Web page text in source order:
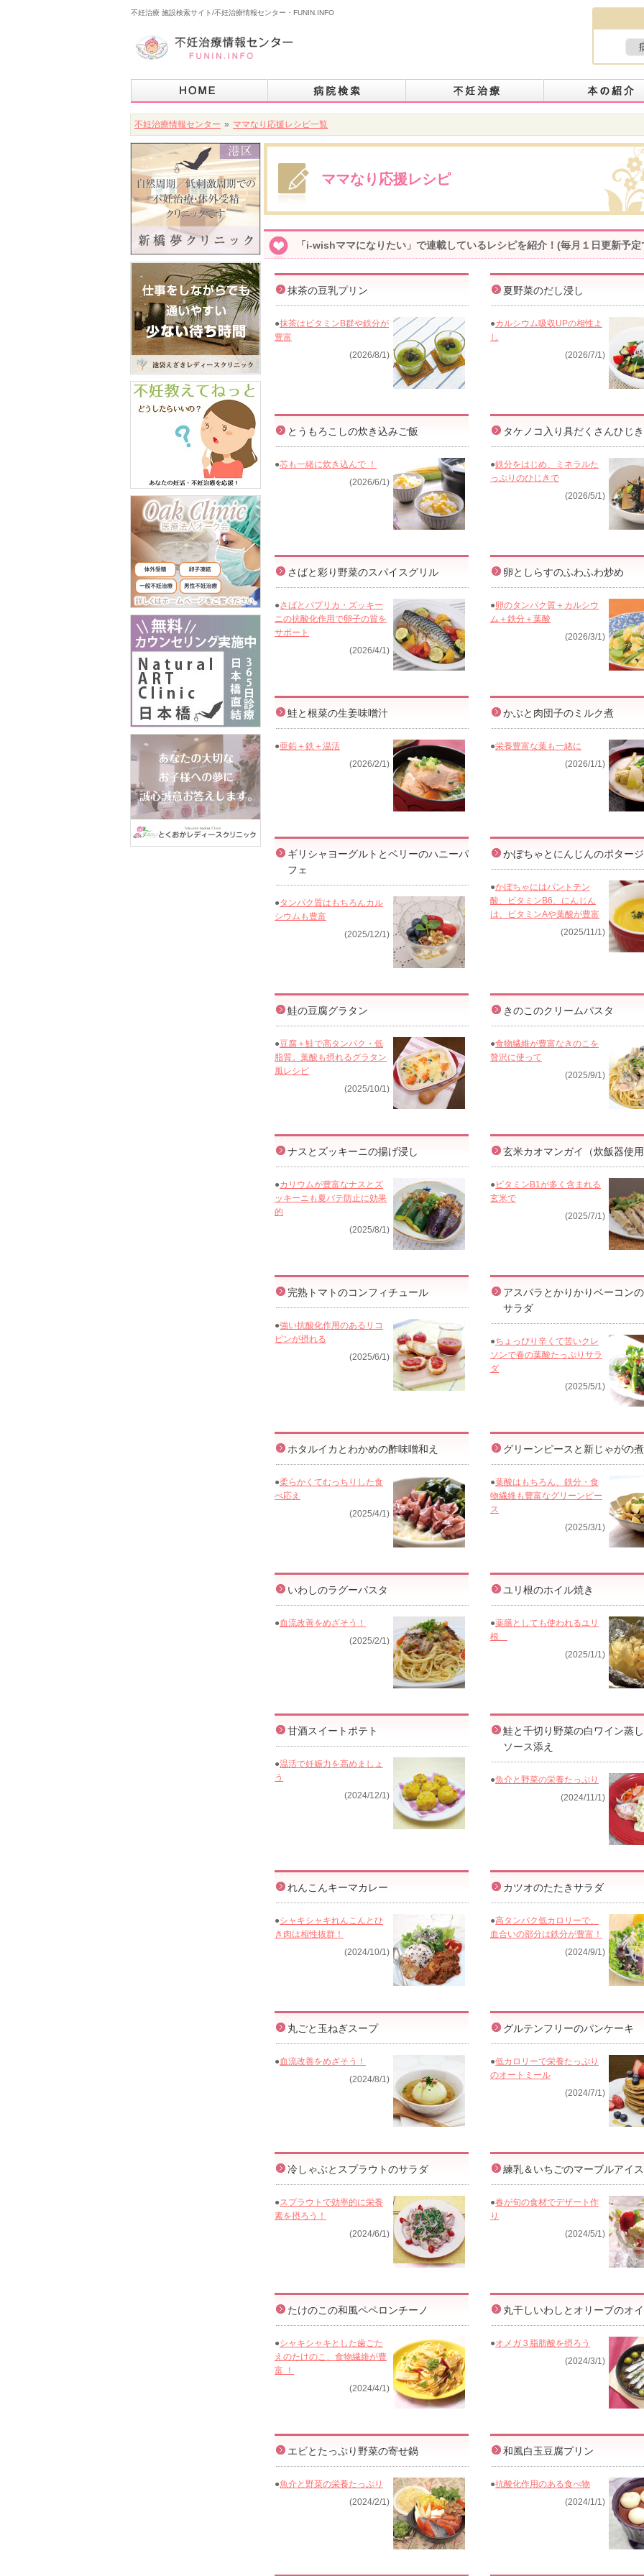
不妊治療 施設検索サイト/不妊治療情報センター・FUNIN.INFO
不妊治療情報センター » ママなり応援レシピ一覧
ママなり応援レシピ
「i-wishママになりたい」で連載しているレシピを紹介！(毎月１日更新予定
抹茶の豆乳プリン
●抹茶はビタミンB群や鉄分が
豊富
(2026/8/1)
夏野菜のだし浸し
●カルシウム吸収UPの相性よ
し
(2026/7/1)
とうもろこしの炊き込みご飯
●芯も一緒に炊き込んで ！
(2026/6/1)
タケノコ入り具だくさんひじ
●鉄分をはじめ、ミネラルた
っぷりのひじきで
(2026/5/1)
さばと彩り野菜のスパイスグリル
●さばとパプリカ・ズッキー
ニの抗酸化作用で卵子の質を
サポート
(2026/4/1)
卵としらすのふわふわ炒め
●卵のタンパク質＋カルシウ
ム＋鉄分＋葉酸
(2026/3/1)
鮭と根菜の生姜味噌汁
●亜鉛＋鉄＋温活
(2026/2/1)
かぶと肉団子のミルク煮
●栄養豊富な葉も一緒に
(2026/1/1)
ギリシャヨーグルトとベリーのハニーパ
フェ
●タンパク質はもちろんカル
シウムも豊富
(2025/12/1)
かぼちゃとにんじんのポター
●かぼちゃにはパントテン
酸、ビタミンB6、にんじん
は、ビタミンAや葉酸が豊富
(2025/11/1)
鮭の豆腐グラタン
●豆腐＋鮭で高タンパク・低
脂質。葉酸も摂れるグラタン
風レシピ
(2025/10/1)
きのこのクリームパスタ
●食物繊維が豊富なきのこを
贅沢に使って
(2025/9/1)
ナスとズッキーニの揚げ浸し
●カリウムが豊富なナスとズ
ッキーニも夏バテ防止に効果
的
(2025/8/1)
玄米カオマンガイ（炊飯器使
●ビタミンB1が多く含まれる
玄米で
(2025/7/1)
完熟トマトのコンフィチュール
●強い抗酸化作用のあるリコ
ピンが摂れる
(2025/6/1)
アスパラとかりかりベーコン
サラダ
●ちょっぴり辛くて苦いクレ
ソンで春の葉酸たっぷりサラ
ダ
(2025/5/1)
ホタルイカとわかめの酢味噌和え
●柔らかくてむっちりした食
べ応え
(2025/4/1)
グリーンピースと新じゃがの
●葉酸はもちろん、鉄分・食
物繊維も豊富なグリーンピー
ス
(2025/3/1)
いわしのラグーパスタ
●血流改善をめざそう！
(2025/2/1)
ユリ根のホイル焼き
●薬膳としても使われるユリ
根
(2025/1/1)
甘酒スイートポテト
●温活で妊娠力を高めましょ
う
(2024/12/1)
鮭と千切り野菜の白ワイン蒸
ソース添え
●魚介と野菜の栄養たっぷり
(2024/11/1)
れんこんキーマカレー
●シャキシャキれんこんとひ
き肉は相性抜群！
(2024/10/1)
カツオのたたきサラダ
●高タンパク低カロリーで、
血合いの部分は鉄分が豊富！
(2024/9/1)
丸ごと玉ねぎスープ
●血流改善をめざそう！
(2024/8/1)
グルテンフリーのパンケーキ
●低カロリーで栄養たっぷり
のオートミール
(2024/7/1)
冷しゃぶとスプラウトのサラダ
●スプラウトで効率的に栄養
素を摂ろう！
(2024/6/1)
練乳＆いちごのマーブルアイス
●春が旬の食材でデザート作
り
(2024/5/1)
たけのこの和風ペペロンチーノ
●シャキシャキとした歯ごた
えのたけのこ、食物繊維が豊
富 ！
(2024/4/1)
丸干しいわしとオリーブのオ
●オメガ３脂肪酸を摂ろう
(2024/3/1)
エビとたっぷり野菜の寄せ鍋
●魚介と野菜の栄養たっぷり
(2024/2/1)
和風白玉豆腐プリン
●抗酸化作用のある食べ物
(2024/1/1)